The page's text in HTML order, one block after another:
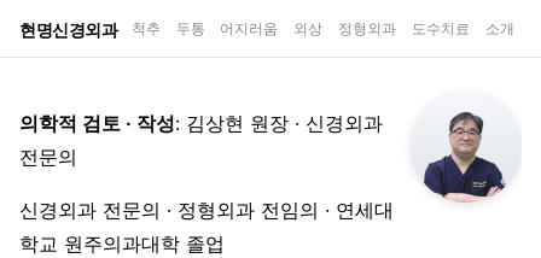
현명신경외과 척추 두통 어지러움 외상 정형외과 도수치료 소개
의학적 검토 · 작성: 김상현 원장 · 신경외과
전문의
신경외과 전문의 · 정형외과 전임의 · 연세대
학교 원주의과대학 졸업